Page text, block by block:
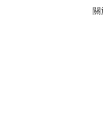
關